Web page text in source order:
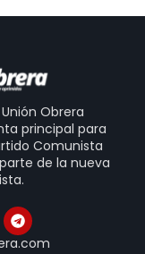
Obrera
principal para
Comunista
de la nueva